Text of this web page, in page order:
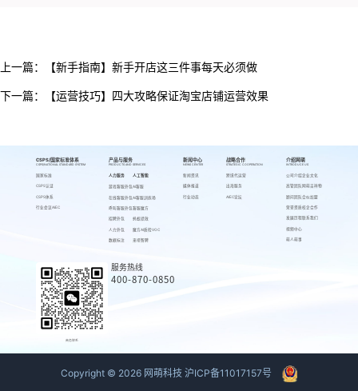
上一篇： 【新手指南】新手开店这三件事每天必须做
下一篇： 【运营技巧】四大攻略保证淘宝店铺运营效果
CSPS/国家标准体系
CSPS/NATIONAL STANDARD SYSTEM
国家标准
CSPS认证
CSPS体系
行业会议AIEC
产品与服务
PRODUCTS AND SERVICES
人力服务
游戏客服外包
在线客服外包
呼叫客服外包
招聘外包
人力外包
数据标注
人工智能
AI客服
AI客服训练场
客服魔方
蚂蚁绩效
魔方AI质检VOC
来呗智聘
新闻中心
NEWS CENTER
新闻资讯
媒体报道
行业动态
战略合作
STRATEGIC COOPERATION
跨境代运营
出海服务
AIEC论坛
介绍网萌
INTRODUCE US
公司介绍
高管团队
顾问团队
荣誉资质
发展历程
视频中心
萌人萌事
企业文化
网萌吉祥物
合伙加盟
校企合作
联系我们
商务联系
服务热线
400-870-0850
Copyright © 2026 网萌科技 沪ICP备11017157号